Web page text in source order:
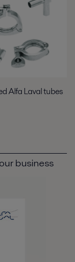
Alfa Laval tubes
business